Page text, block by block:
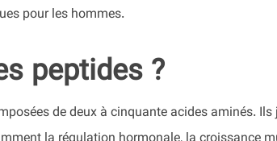
pour les hommes.
peptides ?
de deux à cinquante acides aminés.